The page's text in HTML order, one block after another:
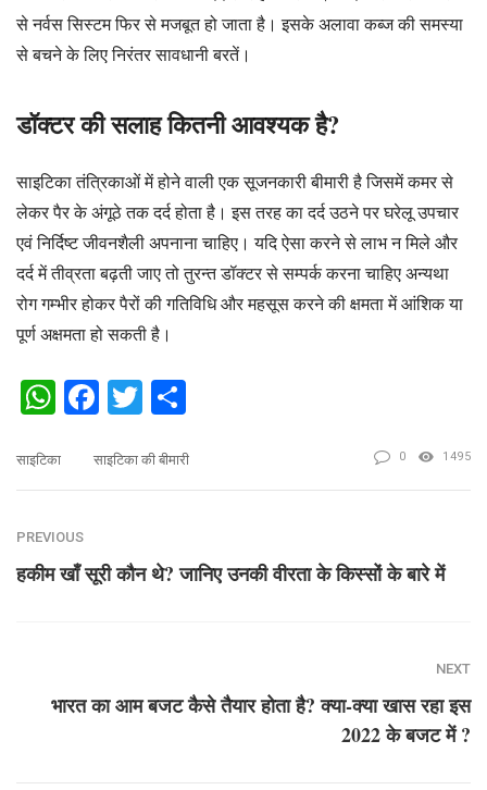
से नर्वस सिस्टम फिर से मजबूत हो जाता है। इसके अलावा कब्ज की समस्या
से बचने के लिए निरंतर सावधानी बरतें।
डॉक्टर की सलाह कितनी आवश्यक है?
साइटिका तंत्रिकाओं में होने वाली एक सूजनकारी बीमारी है जिसमें कमर से
लेकर पैर के अंगूठे तक दर्द होता है। इस तरह का दर्द उठने पर घरेलू उपचार
एवं निर्दिष्ट जीवनशैली अपनाना चाहिए। यदि ऐसा करने से लाभ न मिले और
दर्द में तीव्रता बढ़ती जाए तो तुरन्त डॉक्टर से सम्पर्क करना चाहिए अन्यथा
रोग गम्भीर होकर पैरों की गतिविधि और महसूस करने की क्षमता में आंशिक या
पूर्ण अक्षमता हो सकती है।
WhatsApp
Facebook
Twitter
साइटिका साइटिका की बीमारी 0 1495
PREVIOUS
हकीम खाँ सूरी कौन थे? जानिए उनकी वीरता के किस्सों के बारे में
NEXT
भारत का आम बजट कैसे तैयार होता है? क्या-क्या खास रहा इस
2022 के बजट में ?